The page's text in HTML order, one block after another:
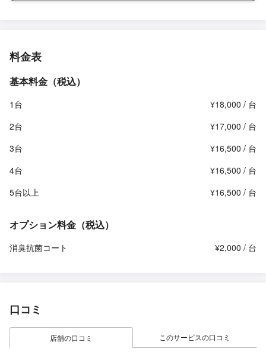
料金表
基本料金（税込）
1台
¥18,000 / 台
2台
¥17,000 / 台
3台
¥16,500 / 台
4台
¥16,500 / 台
5台以上
¥16,500 / 台
オプション料金（税込）
消臭抗菌コート ¥2,000 / 台
口コミ
店舗の口コミ このサービスの口コミ